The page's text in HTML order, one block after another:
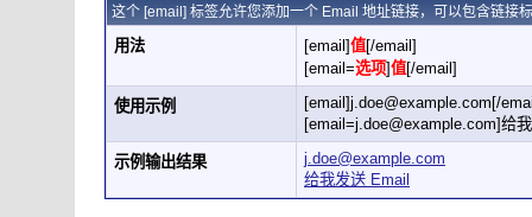
这个 [email] 标签允许您添加一个 Email 地址链接，可以包含链接
用法 [email]值[/email]
[email=选项]值[/email]
使用示例 [email]j.doe@example.com [/
[email=j.doe@example.com]给
示例输出结果
j.doe@example.com
给我发送 Email